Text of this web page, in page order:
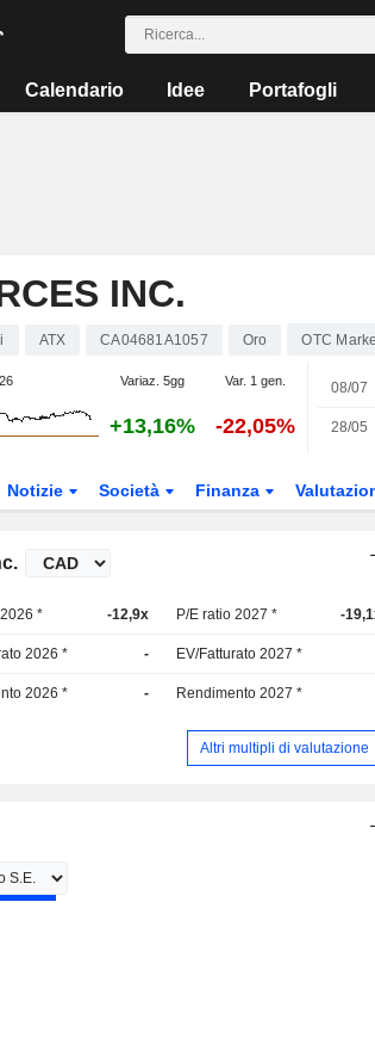
Calendario Idee Portafogli
INC.
ATX CA04681A1057 Oro OTC
Variaz. 5gg Var. 1 gen.
+13,16% -22,05%
08/07
28/05
Notizie Società Finanza
* -12,9x P/E ratio 2027 * -
2026 * - EV/Fatturato 2027 *
2026 * - Rendimento 2027 *
Altri multipli di valutazione